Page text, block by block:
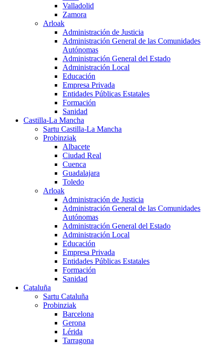
Valladolid
Zamora
Arloak
Administración de Justicia
Administración General de las Comunidades
Autónomas
Administración General del Estado
Administración Local
Educación
Empresa Privada
Entidades Públicas Estatales
Formación
Sanidad
Castilla-La Mancha
Sartu Castilla-La Mancha
Probinziak
Albacete
Ciudad Real
Cuenca
Guadalajara
Toledo
Arloak
Administración de Justicia
Administración General de las Comunidades
Autónomas
Administración General del Estado
Administración Local
Educación
Empresa Privada
Entidades Públicas Estatales
Formación
Sanidad
Cataluña
Sartu Cataluña
Probinziak
Barcelona
Gerona
Lérida
Tarragona